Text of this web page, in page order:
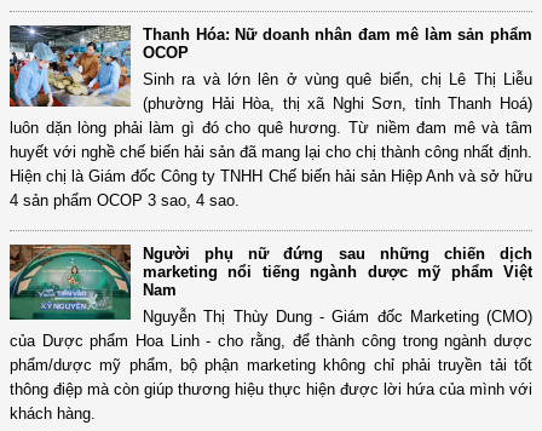
Thanh Hóa: Nữ doanh nhân đam mê làm sản phẩm
OCOP
Sinh ra và lớn lên ở vùng quê biển, chị Lê Thị Liễu
(phường Hải Hòa, thị xã Nghi Sơn, tỉnh Thanh Hoá)
luôn dặn lòng phải làm gì đó cho quê hương. Từ niềm đam mê và tâm
huyết với nghề chế biến hải sản đã mang lại cho chị thành công nhất định.
Hiện chị là Giám đốc Công ty TNHH Chế biến hải sản Hiệp Anh và sở hữu
4 sản phẩm OCOP 3 sao, 4 sao.
Người phụ nữ đứng sau những chiến dịch
marketing nổi tiếng ngành dược mỹ phẩm Việt
Nam
Nguyễn Thị Thùy Dung - Giám đốc Marketing (CMO)
của Dược phẩm Hoa Linh - cho rằng, để thành công trong ngành dược
phẩm/dược mỹ phẩm, bộ phận marketing không chỉ phải truyền tải tốt
thông điệp mà còn giúp thương hiệu thực hiện được lời hứa của mình với
khách hàng.